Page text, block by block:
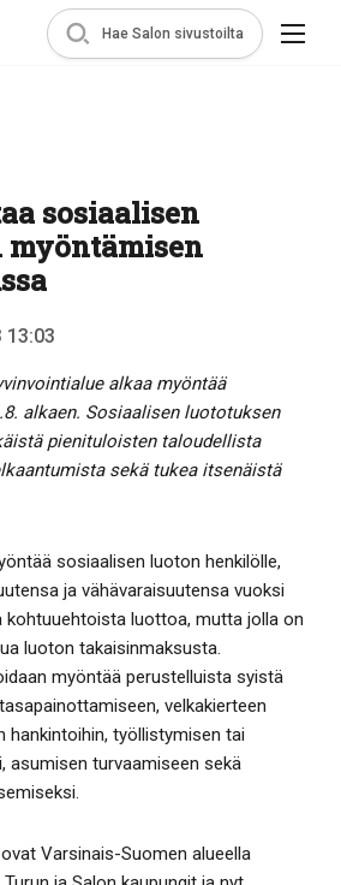
Hae Salon sivustoilta
sosiaalisen
13:03
alkaa myöntää
alkaen. Sosiaalisen luototuksen
pienituloisten taloudellista
sekä tukea itsenäistä
sosiaalisen luoton henkilölle,
ja vähävaraisuutensa vuoksi
kohtuuehtoista luottoa, mutta jolla on
luoton takaisinmaksusta.
myöntää perustelluista syistä
velkakierteen
hankintoihin, työllistymisen tai
asumisen turvaamiseen sekä
Varsinais-Suomen alueella